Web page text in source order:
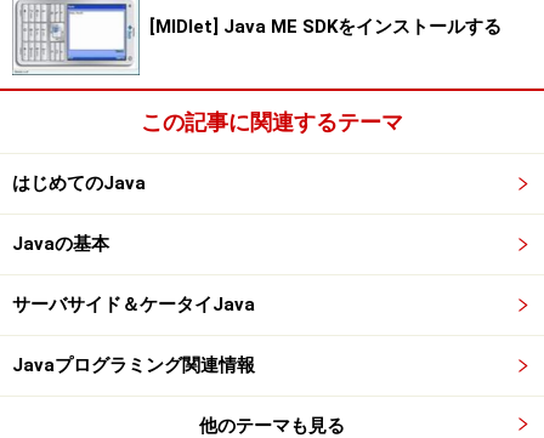
[MIDlet] Java ME SDKをインストールする
この記事に関連するテーマ
はじめてのJava
Javaの基本
サーバサイド＆ケータイJava
Javaプログラミング関連情報
他のテーマも見る